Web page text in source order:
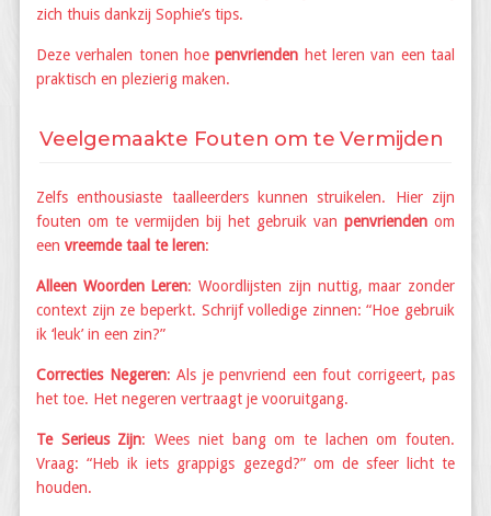
zich thuis dankzij Sophie’s tips.
Deze verhalen tonen hoepenvrienden het leren van een taal
praktisch en plezierig maken.
Veelgemaakte Fouten om te Vermijden
Zelfs enthousiaste taalleerders kunnen struikelen. Hier zijn
fouten om te vermijden bij het gebruik van penvrienden om
een vreemde taal te leren:
Alleen Woorden Leren: Woordlijsten zijn nuttig, maar zonder
context zijn ze beperkt. Schrijf volledige zinnen: “Hoe gebruik
ik ‘leuk’ in een zin?”
Correcties Negeren: Als je penvriend een fout corrigeert, pas
het toe. Het negeren vertraagt je vooruitgang.
Te Serieus Zijn: Wees niet bang om te lachen om fouten.
Vraag: “Heb ik iets grappigs gezegd?” om de sfeer licht te
houden.